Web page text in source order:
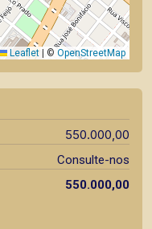
Leaflet © OpenStreetMap
550.000,00
Consulte-nos
550.000,00